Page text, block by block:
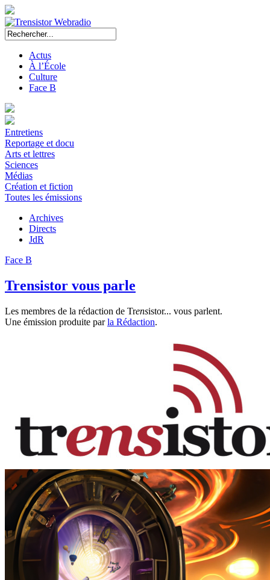
Actus
À l’École
Culture
Face B
Entretiens
Reportage et docu
Arts et lettres
Sciences
Médias
Création et fiction
Toutes les émissions
Archives
Directs
JdR
Face B
Trensistor vous parle
Les membres de la rédaction de Trensistor... vous parlent.
Une émission produite parla Rédaction.